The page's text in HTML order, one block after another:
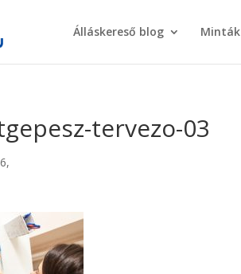
Álláskereső blog Minták
tervezo-03